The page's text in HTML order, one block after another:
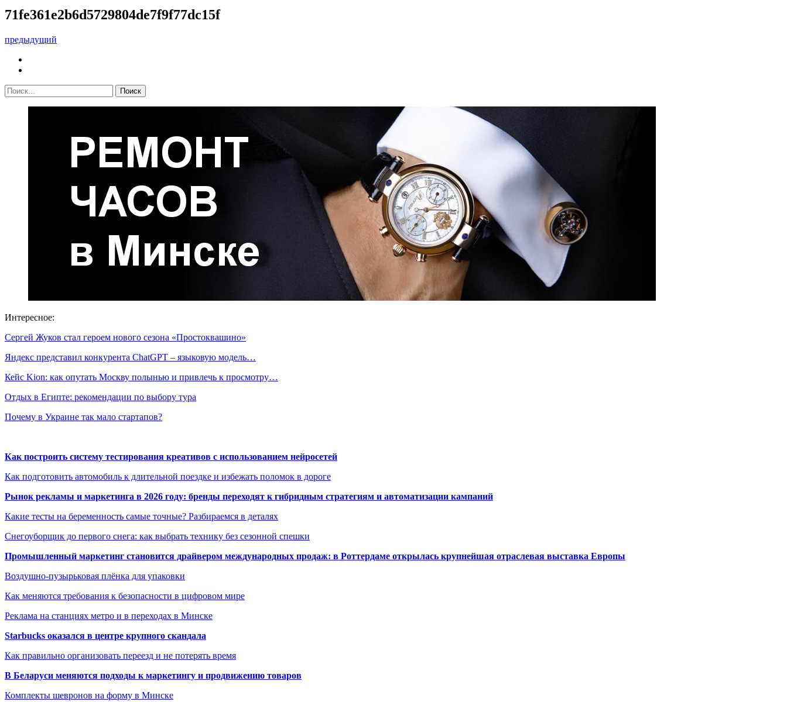
71fe361e2b6d5729804de7f9f77dc15f
предыдущий
Интересное:
Сергей Жуков стал героем нового сезона «Простоквашино»
Яндекс представил конкурента ChatGPT – языковую модель…
Кейс Kion: как опутать Москву полынью и привлечь к просмотру…
Отдых в Египте: рекомендации по выбору тура
Почему в Украине так мало стартапов?
Как построить систему тестирования креативов с использованием нейросетей
Как подготовить автомобиль к длительной поездке и избежать поломок в дороге
Рынок рекламы и маркетинга в 2026 году: бренды переходят к гибридным стратегиям и автоматизации кампаний
Какие тесты на беременность самые точные? Разбираемся в деталях
Снегоуборщик до первого снега: как выбрать технику без сезонной спешки
Промышленный маркетинг становится драйвером международных продаж: в Роттердаме открылась крупнейшая отраслевая выставка Европы
Воздушно-пузырьковая плёнка для упаковки
Как меняются требования к безопасности в цифровом мире
Реклама на станциях метро и в переходах в Минске
Starbucks оказался в центре крупного скандала
Как правильно организовать переезд и не потерять время
В Беларуси меняются подходы к маркетингу и продвижению товаров
Комплекты шевронов на форму в Минске